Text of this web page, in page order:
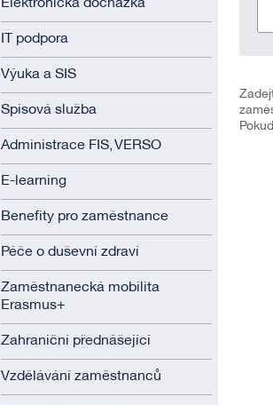
Elektronická docházka
IT podpora
Výuka a SIS
Spisová služba
Administrace FIS, VERSO
E-learning
Benefity pro zaměstnance
Péče o duševní zdraví
Zaměstnanecká mobilita
Erasmus+
Zahraniční přednášející
Vzdělávání zaměstnanců